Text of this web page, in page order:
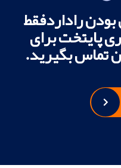
راداردفقط
پایتخت برای
تماس بگیرید.